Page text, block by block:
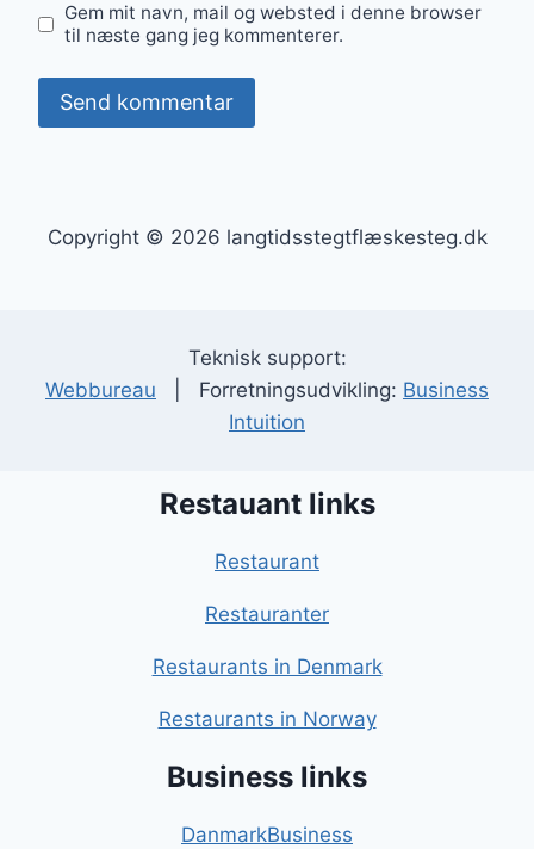
Gem mit navn, mail og websted i denne browser
til næste gang jeg kommenterer.
Copyright © 2026 langtidsstegtflæskesteg.dk
Teknisk support:
Webbureau | Forretningsudvikling: Business
Intuition
Restauant links
Restaurant
Restauranter
Restaurants in Denmark
Restaurants in Norway
Business links
DanmarkBusiness